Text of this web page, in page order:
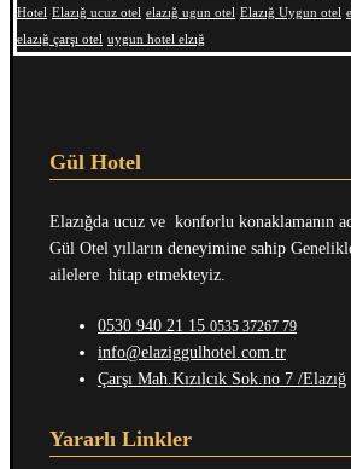
Hotel Elazığ ucuz otel elazığ ugun otel Elazığ Uygun otel
elazığ çarşı otel uygun hotel elzığ
Gül Hotel
Elazığda ucuz ve konforlu konaklamanın
Gül Otel yılların deneyimine sahip
ailelere hitap etmekteyiz.
0530 940 21 15 0535 37267 79
info@elaziggulhotel.com.tr
Çarşı Mah.Kızılcık Sok.no 7 /Elazığ
Yararlı Linkler